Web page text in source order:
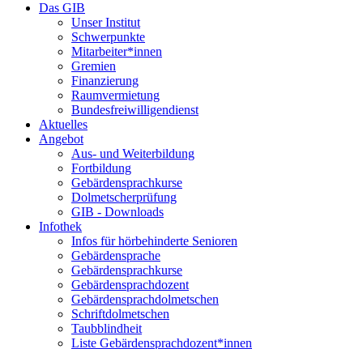
Das GIB
Unser Institut
Schwerpunkte
Mitarbeiter*innen
Gremien
Finanzierung
Raumvermietung
Bundesfreiwilligendienst
Aktuelles
Angebot
Aus- und Weiterbildung
Fortbildung
Gebärdensprachkurse
Dolmetscherprüfung
GIB - Downloads
Infothek
Infos für hörbehinderte Senioren
Gebärdensprache
Gebärdensprachkurse
Gebärdensprachdozent
Gebärdensprachdolmetschen
Schriftdolmetschen
Taubblindheit
Liste Gebärdensprachdozent*innen